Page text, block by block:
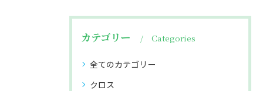
カテゴリー Categories
全てのカテゴリー
クロス